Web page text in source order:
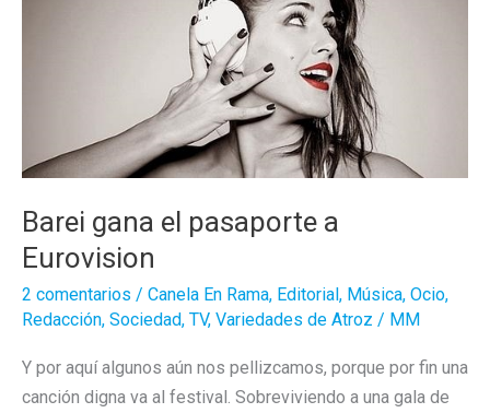
Barei gana el pasaporte a
Eurovision
2 comentarios / Canela En Rama, Editorial, Música, Ocio,
Redacción, Sociedad, TV, Variedades de Atroz / MM
Y por aquí algunos aún nos pellizcamos, porque por fin una
canción digna va al festival. Sobreviviendo a una gala de